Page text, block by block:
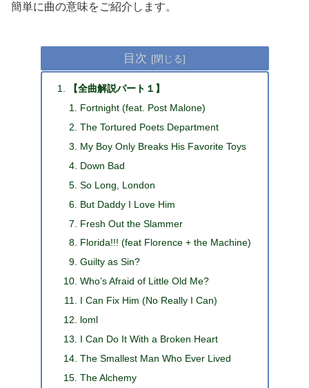
簡単に曲の意味をご紹介します。
目次
【全曲解説パート１】
Fortnight (feat. Post Malone)
The Tortured Poets Department
My Boy Only Breaks His Favorite Toys
Down Bad
So Long, London
But Daddy I Love Him
Fresh Out the Slammer
Florida!!! (feat Florence + the Machine)
Guilty as Sin?
Who’s Afraid of Little Old Me?
I Can Fix Him (No Really I Can)
loml
I Can Do It With a Broken Heart
The Smallest Man Who Ever Lived
The Alchemy